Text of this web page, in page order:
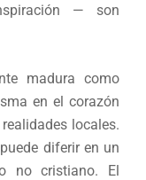
— son
madura como
en el corazón
locales.
diferir en un
no cristiano. El